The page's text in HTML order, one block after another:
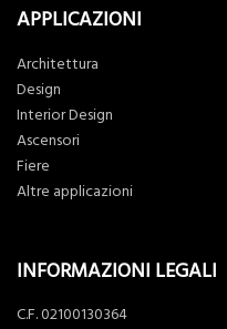
APPLICAZIONI
Architettura
Design
Interior Design
Ascensori
Fiere
Altre applicazioni
INFORMAZIONI LEGALI
C.F. 02100130364